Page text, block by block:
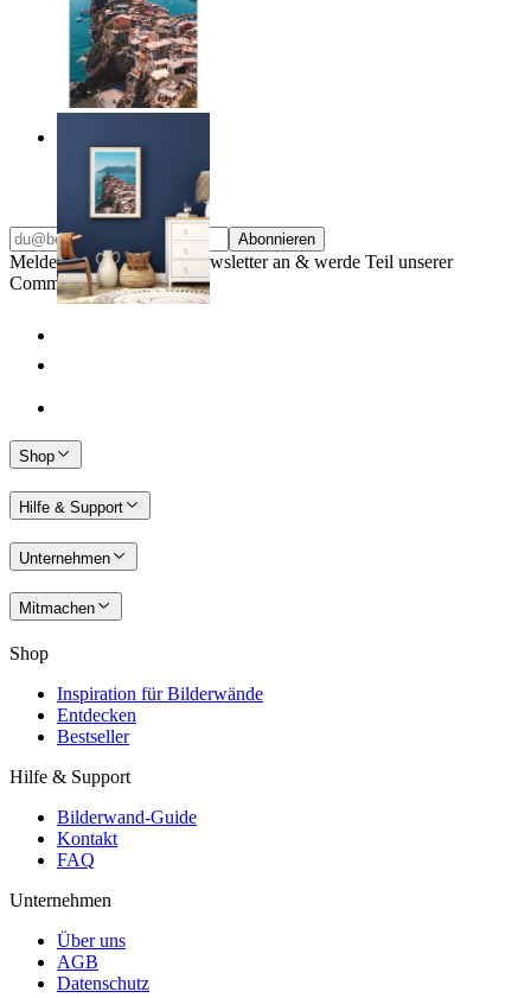
14,95 €
Abonnieren
Melde dich für unseren Newsletter an & werde Teil unserer
Community
Shop
Hilfe & Support
Unternehmen
Mitmachen
Shop
Inspiration für Bilderwände
Entdecken
Bestseller
Hilfe & Support
Bilderwand-Guide
Kontakt
FAQ
Unternehmen
Über uns
AGB
Datenschutz